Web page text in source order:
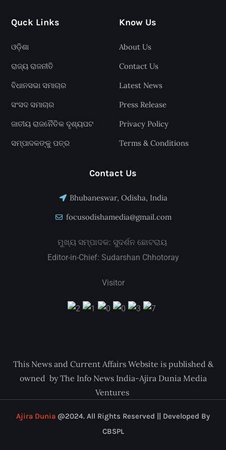
Quck Links
ଓଡ଼ିଶା
ରାଜ୍ୟ ରାଜନୀତି
ବିଧାନସଭା ସମାଚାର
ସଂସଦ ସମାଚାର
ଜାତୀୟ ରାଜନୈତିକ ଦୃଶ୍ୟପଟ
ସମ୍ପାଦକଙ୍କୁ ପତ୍ର
Know Us
About Us
Contact Us
Latest News
Press Release
Privacy Policy
Terms & Conditions
Contact Us
Bhubaneswar, Odisha, India
focusodishamedia@gmail.com
ମୁଖ୍ୟ ସମ୍ପାଦକ: ସୁଦର୍ଶନ ଛୋଟରାୟ
Editor-in-Chief: Sudarshan Chhotoray
Visitor
This News and Current Affairs Website is published &
owned by The Info News India-Ajira Dunia Media
Ventures
Ajira Dunia @2024. All Rights Reserved || Developed By
CBSPL